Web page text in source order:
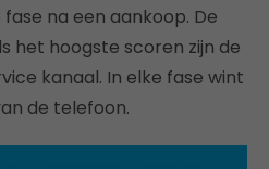
na een aankoop. De
het hoogste scoren zijn de
kanaal. In elke fase wint
de telefoon.